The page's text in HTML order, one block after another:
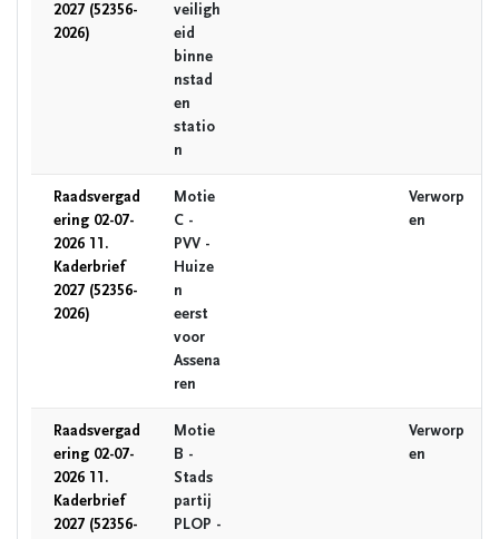
2027 (52356-
2026)
veiligh
eid
binne
nstad
en
statio
n
Raadsvergad
ering 02-07-
2026 11.
Kaderbrief
2027 (52356-
2026)
Motie
C -
PVV -
Huize
n
eerst
voor
Assena
ren
Verworp
en
Raadsvergad
ering 02-07-
2026 11.
Kaderbrief
2027 (52356-
Motie
B -
Stads
partij
PLOP -
Verworp
en